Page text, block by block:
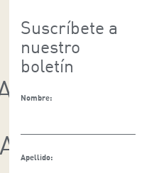
Suscríbete a
nuestro
boletín
Nombre:
Apellido: